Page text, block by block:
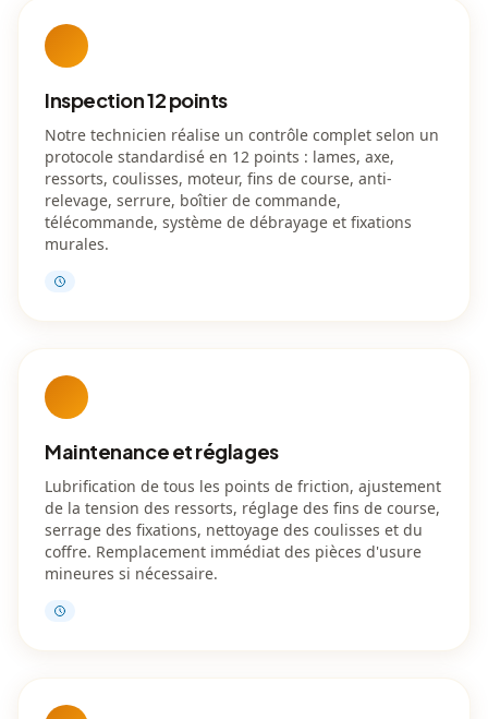
Inspection 12 points
Notre technicien réalise un contrôle complet selon un
protocole standardisé en 12 points : lames, axe,
ressorts, coulisses, moteur, fins de course, anti-
relevage, serrure, boîtier de commande,
télécommande, système de débrayage et fixations
murales.
Maintenance et réglages
Lubrification de tous les points de friction, ajustement
de la tension des ressorts, réglage des fins de course,
serrage des fixations, nettoyage des coulisses et du
coffre. Remplacement immédiat des pièces d'usure
mineures si nécessaire.